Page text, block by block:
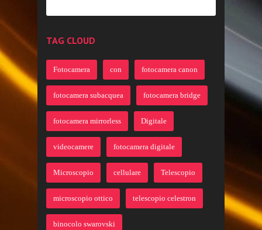
TAG CLOUD
Fotocamera con fotocamera canon
fotocamera subacquea fotocamera bridge
fotocamera mirrorless Digitale
videocamere fotocamera digitale
Microscopio cellulare Telescopio
microscopio ottico telescopio celestron
binocolo swarovski